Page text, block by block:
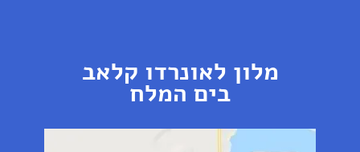
מלון לאונרדו קלאב
בים המלח